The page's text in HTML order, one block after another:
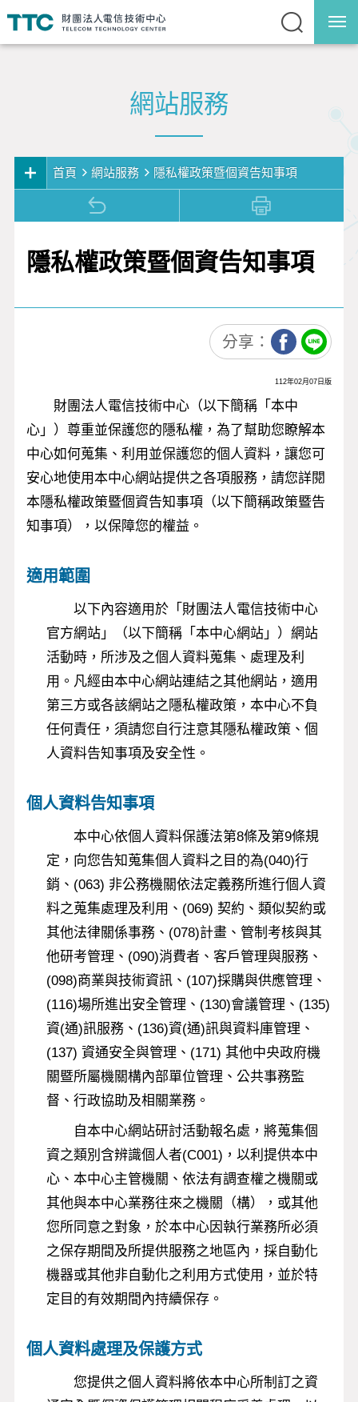
網站服務
網站服務
網站導覽
隱私權政策暨個資告
知事項
資通安全暨個資保護
全站搜尋
首頁 網站服務 隱私權政策暨個資告知事項
隱私權政策暨個資告知事項
分享：
112年02月07日版
財團法人電信技術中心（以下簡稱「本中
心」）尊重並保護您的隱私權，為了幫助您瞭解本
中心如何蒐集、利用並保護您的個人資料，讓您可
安心地使用本中心網站提供之各項服務，請您詳閱
本隱私權政策暨個資告知事項（以下簡稱政策暨告
知事項），以保障您的權益。
適用範圍
以下內容適用於「財團法人電信技術中心
官方網站」（以下簡稱「本中心網站」）網站
活動時，所涉及之個人資料蒐集、處理及利
用。凡經由本中心網站連結之其他網站，適用
第三方或各該網站之隱私權政策，本中心不負
任何責任，須請您自行注意其隱私權政策、個
人資料告知事項及安全性。
個人資料告知事項
本中心依個人資料保護法第8條及第9條規
定，向您告知蒐集個人資料之目的為(040)行
銷、(063) 非公務機關依法定義務所進行個人資
料之蒐集處理及利用、(069) 契約、類似契約或
其他法律關係事務、(078)計畫、管制考核與其
他研考管理、(090)消費者、客戶管理與服務、
(098)商業與技術資訊、(107)採購與供應管理、
(116)場所進出安全管理、(130)會議管理、(135)
資(通)訊服務、(136)資(通)訊與資料庫管理、
(137) 資通安全與管理、(171) 其他中央政府機
關暨所屬機關構內部單位管理、公共事務監
督、行政協助及相關業務。
自本中心網站研討活動報名處，將蒐集個
資之類別含辨識個人者(C001)，以利提供本中
心、本中心主管機關、依法有調查權之機關或
其他與本中心業務往來之機關（構），或其他
您所同意之對象，於本中心因執行業務所必須
之保存期間及所提供服務之地區內，採自動化
機器或其他非自動化之利用方式使用，並於特
定目的有效期間內持續保存。
個人資料處理及保護方式
您提供之個人資料將依本中心所制訂之資